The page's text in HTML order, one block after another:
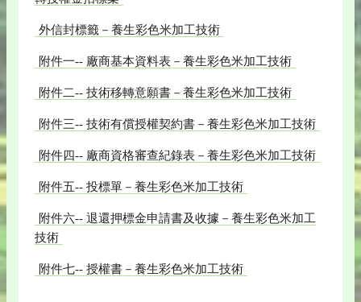
外信封標籤－養生彩色米加工技術
附件一-- 廠商基本資料表－養生彩色米加工技術
附件二-- 技術移轉意願書－養生彩色米加工技術
附件三-- 技術有償授權契約書－養生彩色米加工技術
附件四-- 廠商資格審查紀錄表－養生彩色米加工技術
附件五-- 投標單－養生彩色米加工技術
附件六-- 退還押標金申請書及收據－養生彩色米加工
技術
附件七-- 授權書－養生彩色米加工技術